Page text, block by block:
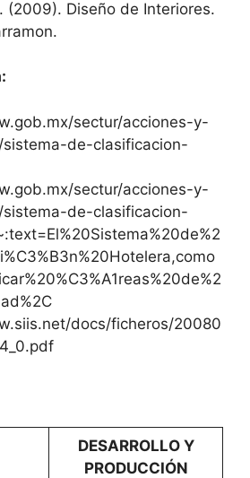
(2009). Diseño de Interiores.
sectur/acciones-y-
sistema-de-clasificacion-
sectur/acciones-y-
sistema-de-clasificacion-
docs/ficheros/20080
DESARROLLO Y
PRODUCCIÓN